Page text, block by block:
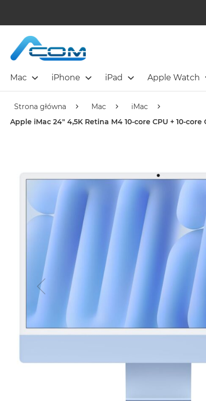
Mac iPhone iPad Apple Watch
Strona główna Mac
iMac
Apple iMac 24" 4,5K Retina M4 10-core CPU + 10-